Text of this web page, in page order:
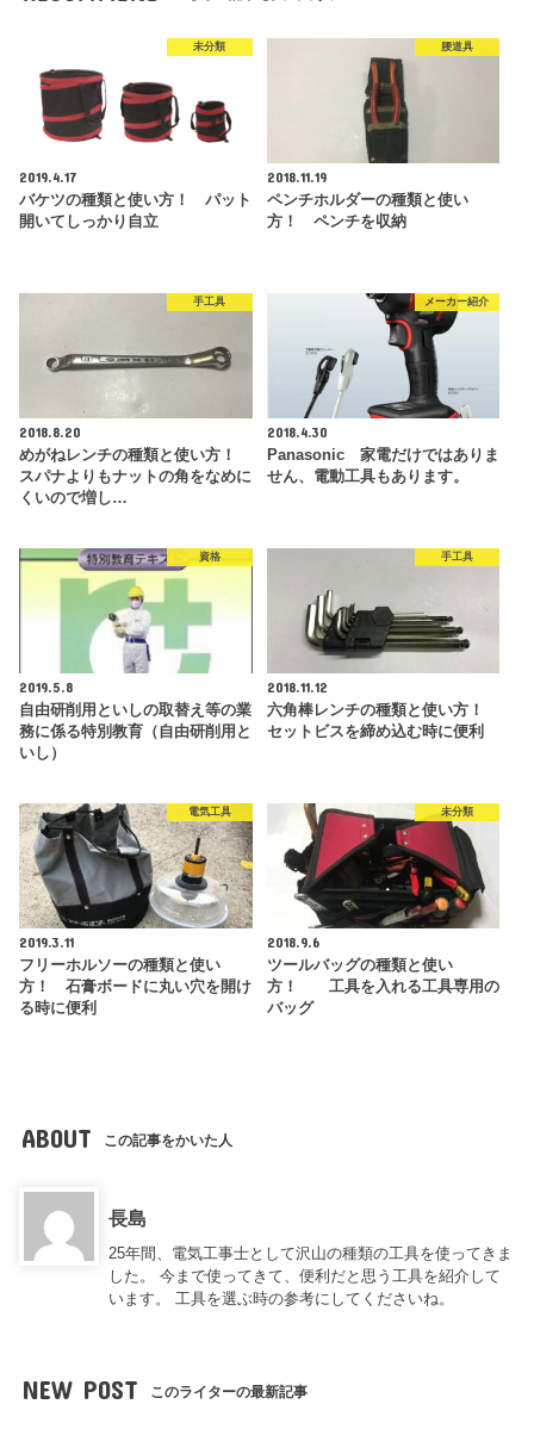
未分類
2019.4.17
バケツの種類と使い方！ パット
開いてしっかり自立
腰道具
2018.11.19
ペンチホルダーの種類と使い
方！ ペンチを収納
手工具
2018.8.20
めがねレンチの種類と使い方！
スパナよりもナットの角をなめに
くいので増し…
メーカー紹介
2018.4.30
Panasonic 家電だけではありま
せん、電動工具もあります。
資格
2019.5.8
自由研削用といしの取替え等の業
務に係る特別教育（自由研削用と
いし）
手工具
2018.11.12
六角棒レンチの種類と使い方！
セットビスを締め込む時に便利
電気工具
2019.3.11
フリーホルソーの種類と使い
方！ 石膏ボードに丸い穴を開け
る時に便利
未分類
2018.9.6
ツールバッグの種類と使い
方！ 工具を入れる工具専用の
バッグ
ABOUT この記事をかいた人
長島
25年間、電気工事士として沢山の種類の工具を使ってきま
した。 今まで使ってきて、便利だと思う工具を紹介して
います。 工具を選ぶ時の参考にしてくださいね。
NEW POST このライターの最新記事